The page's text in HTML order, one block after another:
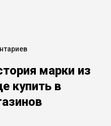
марки из
купить в